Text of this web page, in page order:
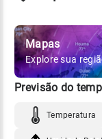
Mapas
Explore sua
Previsão do
Temperatura